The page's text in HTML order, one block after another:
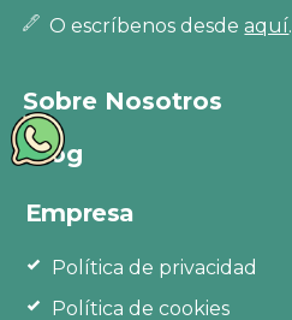
O escríbenos desdeaquí.
Sobre Nosotros
Blog
Empresa
Política de privacidad
Política de cookies